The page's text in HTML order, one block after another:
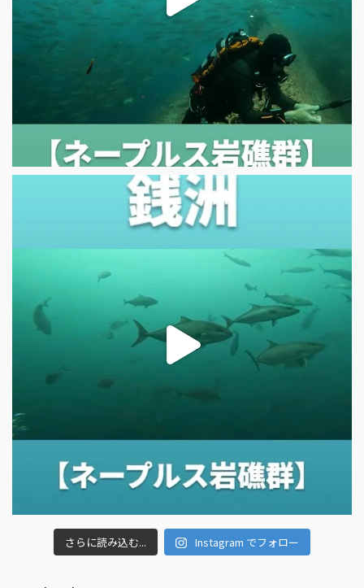
さらに読み込む... Instagram でフォロー